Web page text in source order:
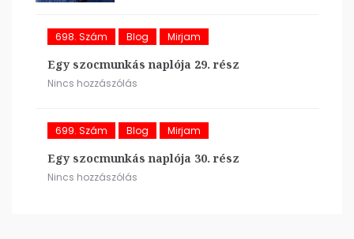
698. Szám Blog Mirjam
Egy szocmunkás naplója 29. rész
Nincs hozzászólás
699. Szám Blog Mirjam
Egy szocmunkás naplója 30. rész
Nincs hozzászólás